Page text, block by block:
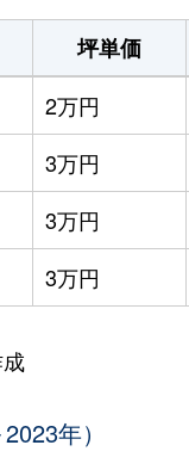
坪単価
2万円
3万円
3万円
3万円
年）